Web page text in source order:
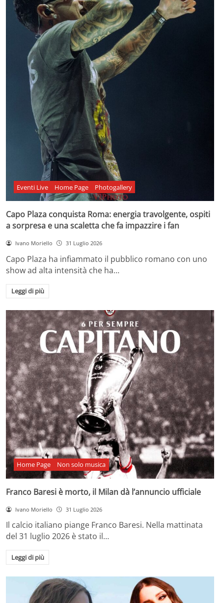
Eventi Live Home Page Photogallery
Capo Plaza conquista Roma: energia travolgente, ospiti
a sorpresa e una scaletta che fa impazzire i fan
Ivano Moriello 31 Luglio 2026
Capo Plaza ha infiammato il pubblico romano con uno
show ad alta intensità che ha…
Leggi di più
Home Page Non solo musica
Franco Baresi è morto, il Milan dà l’annuncio ufficiale
Ivano Moriello 31 Luglio 2026
Il calcio italiano piange Franco Baresi. Nella mattinata
del 31 luglio 2026 è stato il…
Leggi di più